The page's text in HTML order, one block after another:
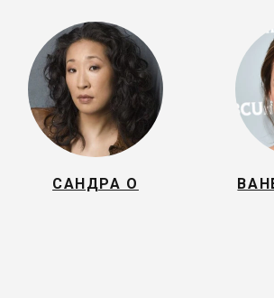
САНДРА О